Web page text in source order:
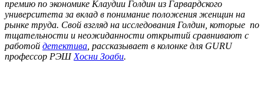
премию по экономике Клаудии Голдин из Гарвардского
университета за вклад в понимание положения женщин на
рынке труда. Свой взгляд на исследования Голдин, которые по
тщательности и неожиданности открытий сравнивают с
работой детектива , рассказывает в колонке для GURU
профессор РЭШ Хосни Зоаби.